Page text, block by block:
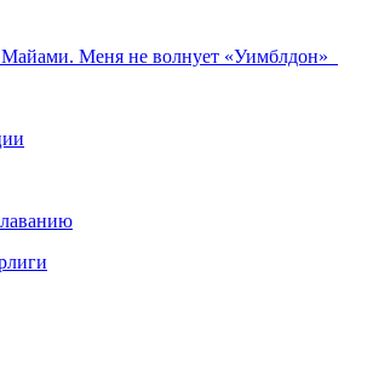
Майами. Меня не волнует «Уимблдон»